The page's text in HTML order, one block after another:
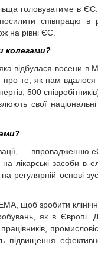
головуватиме в
спів­працю в
на рівні ЄС.
колегами?
відбулася восени в
те, як нам вдалося
500
свої
— впровадженню
лікарські засоби в
основі
щоб зробити
як в Європі.